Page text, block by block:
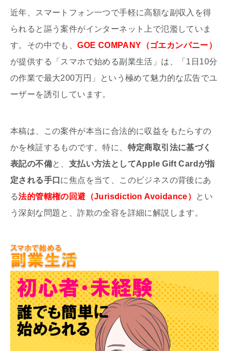
近年、スマートフォン一つで手軽に高額な副収入を得
られると謳う案件がインターネット上で氾濫していま
す。その中でも、GOE COMPANY（ゴエカンパニー）
が提供する「スマホで始める副業生活」は、「1日10分
の作業で最大200万円」という極めて魅力的な広告でユ
ーザーを誘引しています。
本稿は、この案件が本当に合法的に収益をもたらすの
かを検証するものです。特に、 特定商取引法に基づく
表記の不備と、 支払い方法としてApple Gift Cardが指
定される手口 に焦点を当て、このビジネスの背後にあ
る法的管轄権の回避（Jurisdiction Avoidance）
とい
う深刻な問題と、詐欺の全容を詳細に解説します。